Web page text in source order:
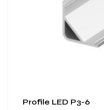
Profile LED P3-6